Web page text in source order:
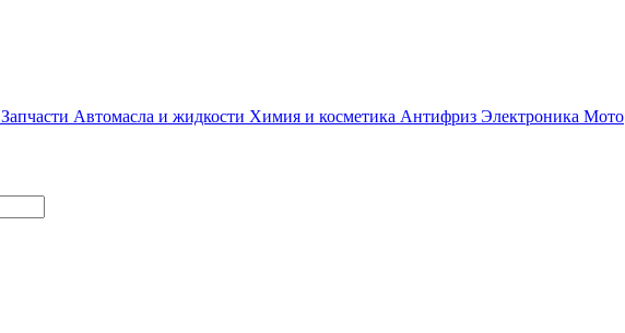
Запчасти Автомасла и жидкости Химия и косметика Антифриз Электроника Мото